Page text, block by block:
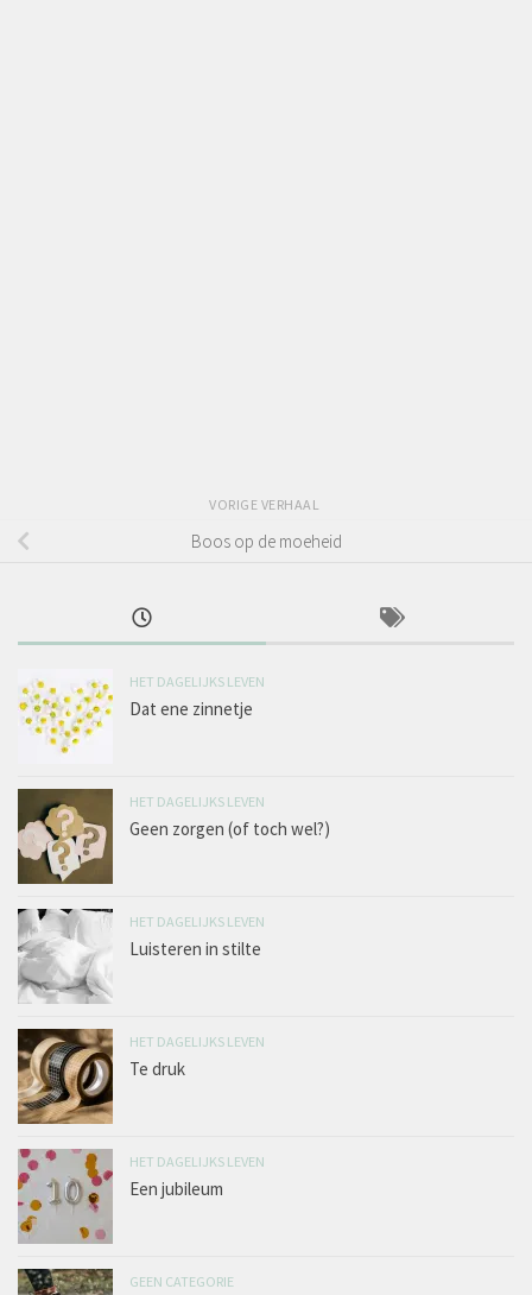
VORIGE VERHAAL
Boos op de moeheid
HET DAGELIJKS LEVEN
Dat ene zinnetje
HET DAGELIJKS LEVEN
Geen zorgen (of toch wel?)
HET DAGELIJKS LEVEN
Luisteren in stilte
HET DAGELIJKS LEVEN
Te druk
HET DAGELIJKS LEVEN
Een jubileum
GEEN CATEGORIE